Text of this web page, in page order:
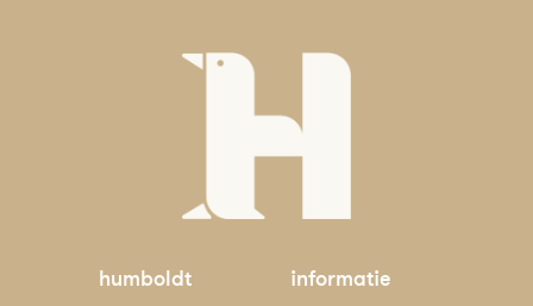
humboldt informatie